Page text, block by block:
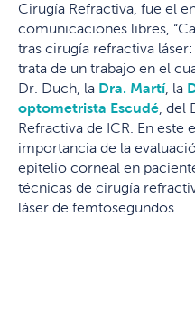
Cirugía Refractiva, fue el
comunicaciones libres,
tras cirugía refractiva láser:
trata de un trabajo en el
Dr. Duch, la Dra. Martí, la
optometrista Escudé ,
Refractiva de ICR. En este
importancia de la
epitelio corneal en
técnicas de cirugía
láser de femtosegundos.